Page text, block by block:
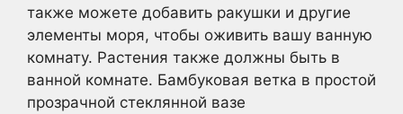
также можете добавить ракушки и другие
элементы моря, чтобы оживить вашу ванную
комнату. Растения также должны быть в
ванной комнате. Бамбуковая ветка в простой
прозрачной стеклянной вазе